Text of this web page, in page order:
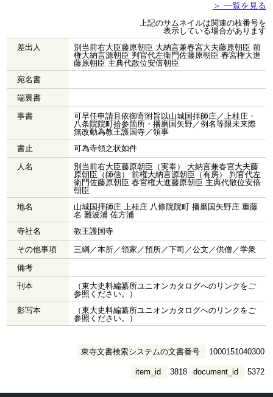
＞ 一覧を見る
上記のサムネイルは関連の枝番号を
表示している場合があります
差出人
別当前右大臣藤原朝臣 大納言兼春宮大夫藤原朝臣 前
権大納言源朝臣 判官代左衛門佐藤原朝臣 春宮権大進
藤原朝臣 主典代散位安倍朝臣
宛名書
端裏書
事書
可早任申請且依御寄附旨以山城国拝師庄／上桂庄・
八条院院町拾参箇所・播磨国矢野／例名等限未来際
無改動為教王護国寺／領事
書止
可為寺領之状如件
人名
別当前右大臣藤原朝臣（実泰） 大納言兼春宮大夫藤
原朝臣（師信） 前権大納言源朝臣（有房） 判官代左
衛門佐藤原朝臣 春宮権大進藤原朝臣 主典代散位安倍
朝臣
地名
山城国拝師庄 上桂庄 八條院院町 播磨国矢野庄 重藤
名 難波浦 佐方浦
寺社名
教王護国寺
その他事項
三綱／本所／領家／預所／下司／公文／供僧／学衆
備考
刊本
（東大史料編纂所ユニオンカタログへのリンクをご
参照ください。）
影写本
（東大史料編纂所ユニオンカタログへのリンクをご
参照ください。）
東寺文書検索システムの文書番号 1000151040300
document_id 5372
item_id 3818